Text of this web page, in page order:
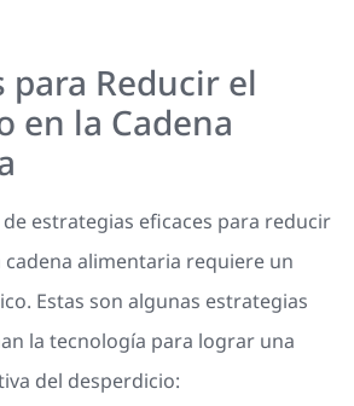
para Reducir el
en la Cadena
estrategias eficaces para reducir
cadena alimentaria requiere un
Estas son algunas estrategias
la tecnología para lograr una
del desperdicio: